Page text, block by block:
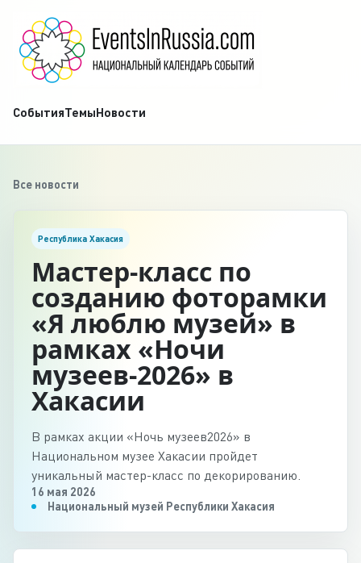
СобытияТемыНовости
Все новости
Республика Хакасия
Мастер-класс по
созданию фоторамки
«Я люблю музей» в
рамках «Ночи
музеев-2026» в
Хакасии
В рамках акции «Ночь музеев2026» в
Национальном музее Хакасии пройдет
уникальный мастер-класс по декорированию.
16 мая 2026
Национальный музей Республики Хакасия